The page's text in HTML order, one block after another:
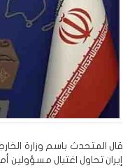
قال المتحدث باسم وزارة
إيران تحاول اغتيال مسؤولين